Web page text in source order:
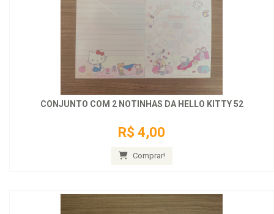
CONJUNTO COM 2 NOTINHAS DA HELLO KITTY 52
R$ 4,00
Comprar!